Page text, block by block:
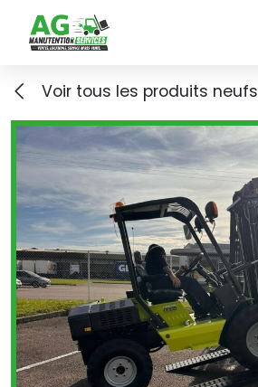
Skip to main content
Voir tous les produits neufs